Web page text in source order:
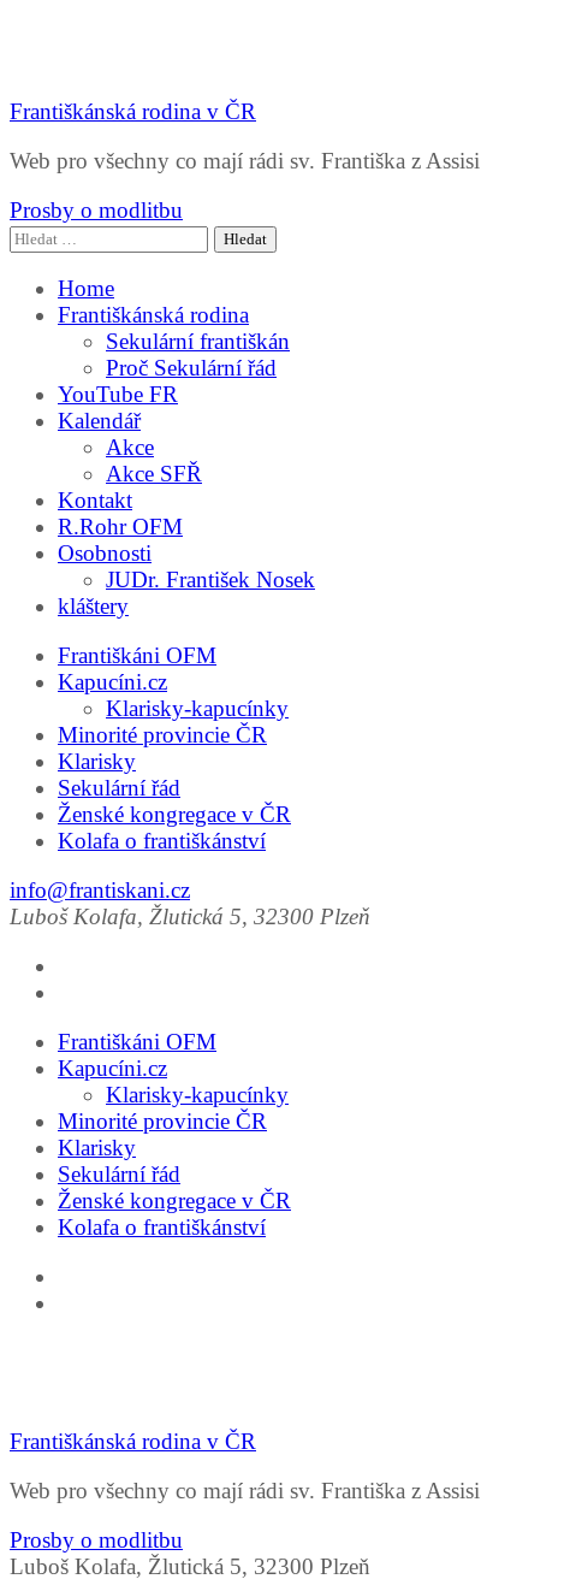
Františkánská rodina v ČR
Web pro všechny co mají rádi sv. Františka z Assisi
Prosby o modlitbu
Vyhledávání
Home
Františkánská rodina
Sekulární františkán
Proč Sekulární řád
YouTube FR
Kalendář
Akce
Akce SFŘ
Kontakt
R.Rohr OFM
Osobnosti
JUDr. František Nosek
kláštery
Františkáni OFM
Kapucíni.cz
Klarisky-kapucínky
Minorité provincie ČR
Klarisky
Sekulární řád
Ženské kongregace v ČR
Kolafa o františkánství
info@frantiskani.cz
Luboš Kolafa, Žlutická 5, 32300 Plzeň
Františkáni OFM
Kapucíni.cz
Klarisky-kapucínky
Minorité provincie ČR
Klarisky
Sekulární řád
Ženské kongregace v ČR
Kolafa o františkánství
Františkánská rodina v ČR
Web pro všechny co mají rádi sv. Františka z Assisi
Prosby o modlitbu
Luboš Kolafa, Žlutická 5, 32300 Plzeň